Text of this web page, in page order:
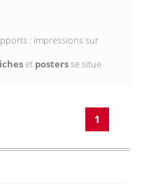
: impressions sur
et postersse situe
1